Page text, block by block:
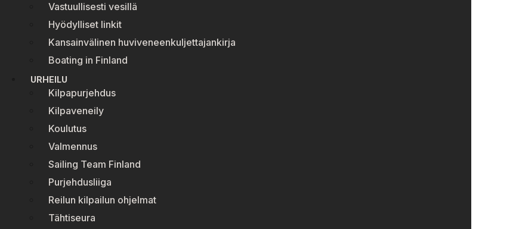
Vastuullisesti vesillä
Hyödylliset linkit
Kansainvälinen huviveneenkuljettajankirja
Boating in Finland
URHEILU
Kilpapurjehdus
Kilpaveneily
Koulutus
Valmennus
Sailing Team Finland
Purjehdusliiga
Reilun kilpailun ohjelmat
Tähtiseura